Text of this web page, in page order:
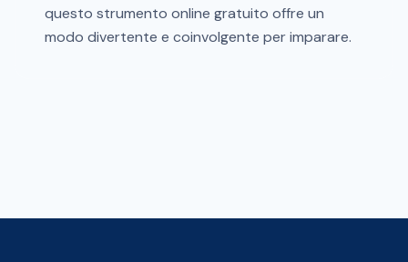
questo strumento online gratuito offre un
modo divertente e coinvolgente per imparare.